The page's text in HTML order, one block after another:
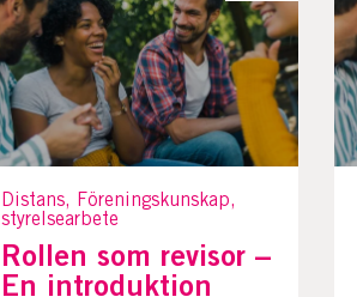
Distans, Föreningskunskap,
styrelsearbete
Rollen som revisor –
En introduktion